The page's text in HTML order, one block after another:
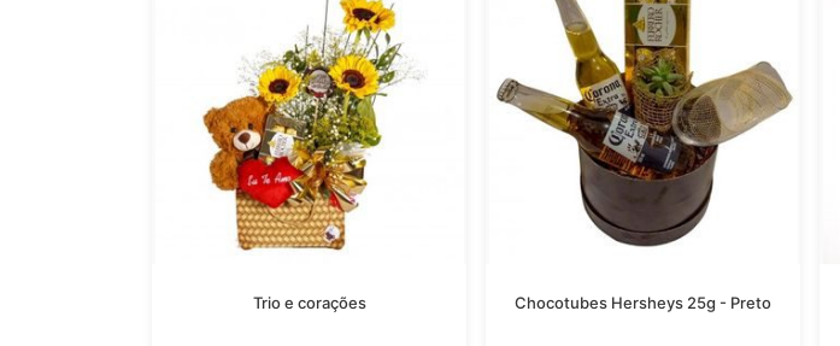
Trio e corações Chocotubes Hersheys 25g - Preto